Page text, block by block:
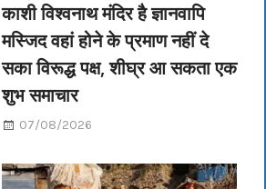
काशी विश्वनाथ मंदिर है ज्ञानवापि
मस्जिद वहां होने के प्रमाण नहीं दे
सका विरूद्ध पक्ष, शीघ्र आ सकता एक
शुभ समाचार
07/08/2026